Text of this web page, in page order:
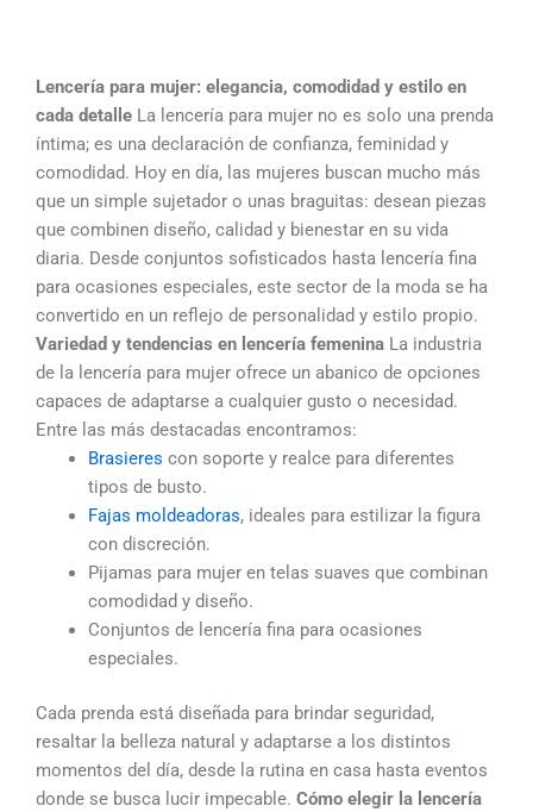
Lencería para mujer: elegancia, comodidad y estilo en
cada detalle La lencería para mujer no es solo una prenda
íntima; es una declaración de confianza, feminidad y
comodidad. Hoy en día, las mujeres buscan mucho más
que un simple sujetador o unas braguitas: desean piezas
que combinen diseño, calidad y bienestar en su vida
diaria. Desde conjuntos sofisticados hasta lencería fina
para ocasiones especiales, este sector de la moda se ha
convertido en un reflejo de personalidad y estilo propio.
Variedad y tendencias en lencería femenina La industria
de la lencería para mujer ofrece un abanico de opciones
capaces de adaptarse a cualquier gusto o necesidad.
Entre las más destacadas encontramos:
Brasieres con soporte y realce para diferentes
tipos de busto.
Fajas moldeadoras, ideales para estilizar la figura
con discreción.
Pijamas para mujer en telas suaves que combinan
comodidad y diseño.
Conjuntos de lencería fina para ocasiones
especiales.
Cada prenda está diseñada para brindar seguridad,
resaltar la belleza natural y adaptarse a los distintos
momentos del día, desde la rutina en casa hasta eventos
donde se busca lucir impecable. Cómo elegir la lencería